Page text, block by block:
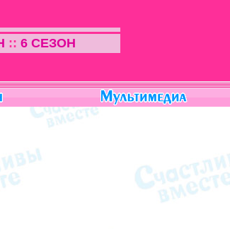
:: 6 СЕЗОН